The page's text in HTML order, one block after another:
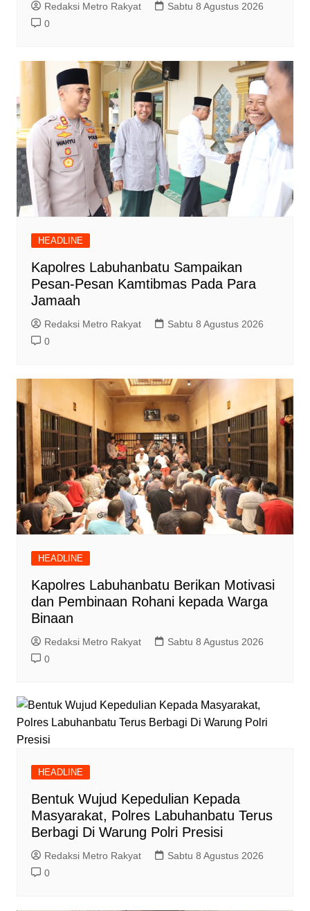
Redaksi Metro Rakyat
Sabtu 8 Agustus 2026
0
HEADLINE
Kapolres Labuhanbatu Sampaikan
Pesan-Pesan Kamtibmas Pada Para
Jamaah
Redaksi Metro Rakyat
Sabtu 8 Agustus 2026
0
HEADLINE
Kapolres Labuhanbatu Berikan Motivasi
dan Pembinaan Rohani kepada Warga
Binaan
Redaksi Metro Rakyat
Sabtu 8 Agustus 2026
0
HEADLINE
Bentuk Wujud Kepedulian Kepada
Masyarakat, Polres Labuhanbatu Terus
Berbagi Di Warung Polri Presisi
Redaksi Metro Rakyat
Sabtu 8 Agustus 2026
0